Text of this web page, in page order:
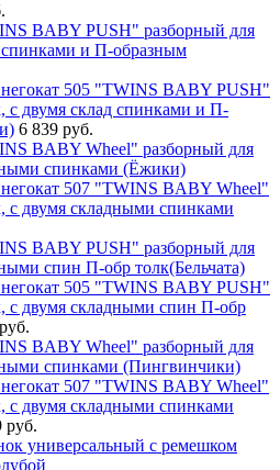
505 "TWINS BABY PUSH"
с двумя склад спинками и П-
6 839 руб.
507 "TWINS BABY Wheel"
с двумя складными спинками
505 "TWINS BABY PUSH"
с двумя складными спин П-обр
507 "TWINS BABY Wheel"
с двумя складными спинками
руб.